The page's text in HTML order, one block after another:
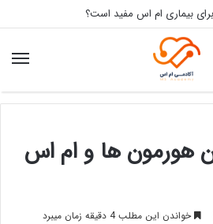
بیماری ام اس مفید است؟
منو
هورمون ها و ام اس
خواندن این مطلب 4 دقیقه زمان میبرد